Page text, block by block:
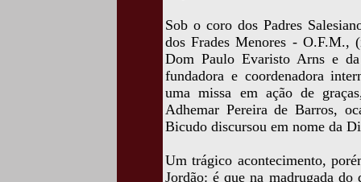
Sob o coro dos Padres
dos Frades Menores - O.F.M.,
Dom Paulo Evaristo Arns e
fundadora e coordenadora
uma missa em ação de
Adhemar Pereira de Barros,
Bicudo discursou em nome da
Um trágico acontecimento,
Jordão: é que na madrugada